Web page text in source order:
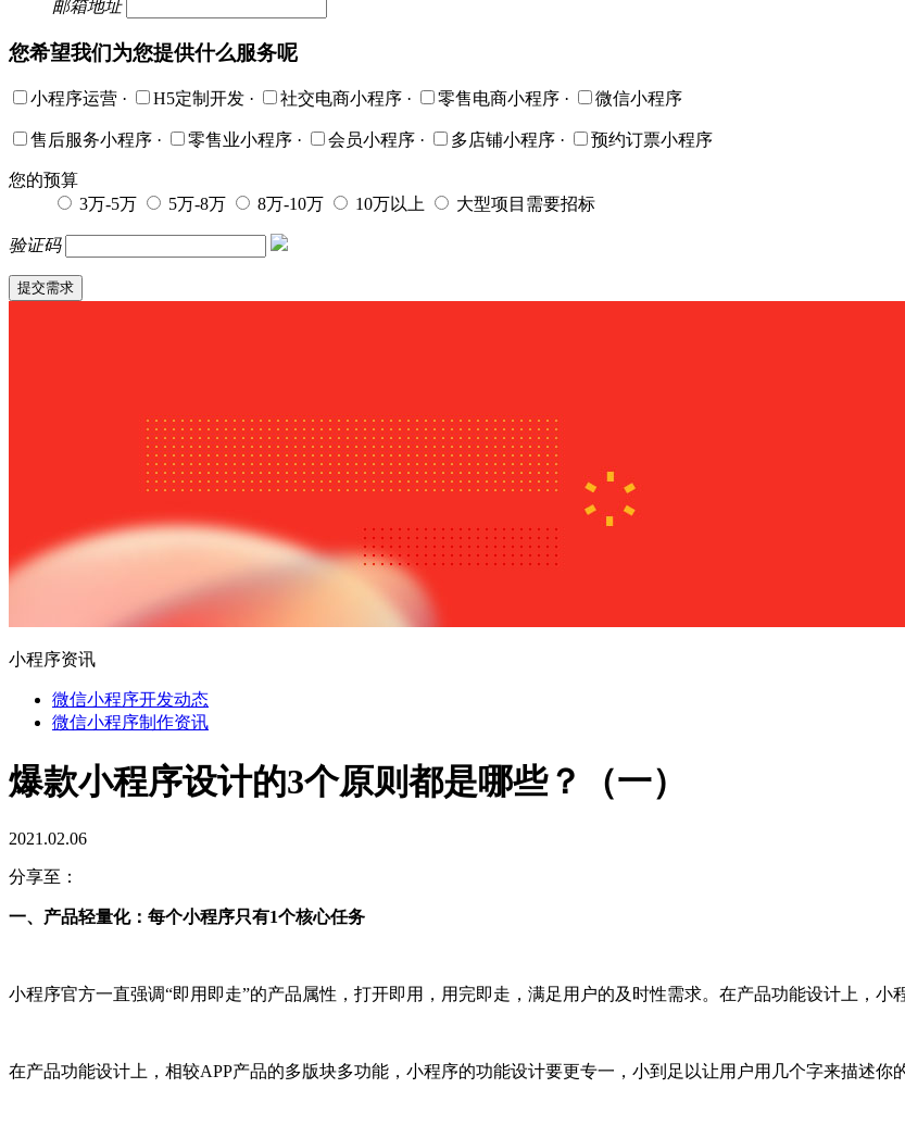
邮箱地址
您希望我们为您提供什么服务呢
小程序运营 · H5定制开发 · 社交电商小程序 · 零售电商小程序 · 微信小程序
售后服务小程序 · 零售业小程序 · 会员小程序 · 多店铺小程序 · 预约订票小程序
您的预算
3万-5万
5万-8万 8万-10万 10万以上 大型项目需要招标
验证码
小程序资讯
微信小程序开发动态
微信小程序制作资讯
爆款小程序设计的3个原则都是哪些？（一）
2021.02.06
分享至：
一、产品轻量化：每个小程序只有1个核心任务
小程序官方一直强调“即用即走”的产品属性，打开即用，用完即走，满足用户的及时性需求。在产品功能设计上，小
在产品功能设计上，相较APP产品的多版块多功能，小程序的功能设计要更专一，小到足以让用户用几个字来描述你